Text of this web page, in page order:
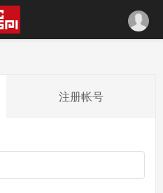
注册帐号